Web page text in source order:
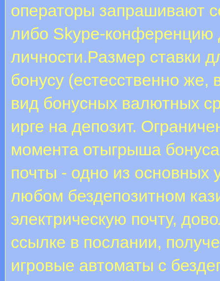
операторы запрашивают
либо Skype-конференцию
личности.Размер ставки
бонусу (естесственно же,
вид бонусных валютных
ирге на депозит.
момента отыгрыша
почты - одно из основных
любом бездепозитном
электрическую почту,
ссылке в послании,
игровые автоматы с